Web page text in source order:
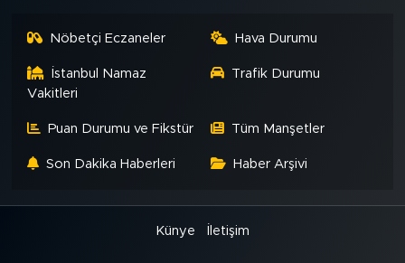
Nöbetçi Eczaneler Hava Durumu
İstanbul Namaz
Vakitleri
Trafik Durumu
Puan Durumu ve Fikstür Tüm Manşetler
Son Dakika Haberleri Haber Arşivi
Künye İletişim